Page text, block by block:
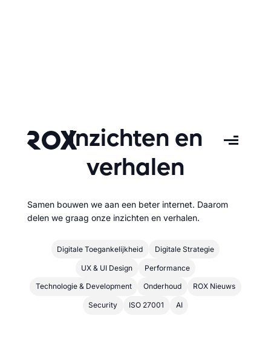
Inzichten en
verhalen
Samen bouwen we aan een beter internet. Daarom
delen we graag onze inzichten en verhalen.
Digitale Toegankelijkheid Digitale Strategie
UX & UI Design Performance
Technologie & Development Onderhoud ROX Nieuws
Security ISO 27001 AI